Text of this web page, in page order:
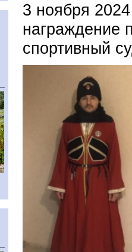
3 ноября
награждение
спортивный